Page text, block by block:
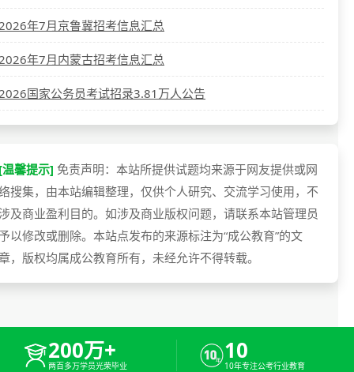
年7月京鲁冀招考信息汇总
年7月内蒙古招考信息汇总
国家公务员考试招录3.81万人公告
馨提示] 免责声明：本站所提供试题均来源于网友提供或网
搜集，由本站编辑整理，仅供个人研究、交流学习使用，不
及商业盈利目的。如涉及商业版权问题，请联系本站管理员
以修改或删除。本站点发布的来源标注为“成公教育”的文
，版权均属成公教育所有，未经允许不得转载。
200万+
两百多万学员光荣毕业
10
10年专注公考行业教育